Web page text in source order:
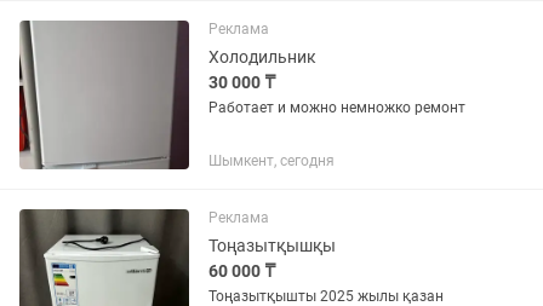
Реклама
Холодильник
30 000 ₸
Работает и можно немножко ремонт
Шымкент, сегодня
Реклама
Тоңазытқышқы
60 000 ₸
Тоңазытқышты 2025 жылы қазан